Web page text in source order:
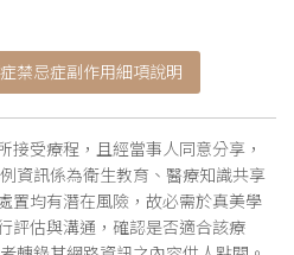
禁忌症副作用細項說明
接受療程，且經當事人同意分享，
資訊係為衛生教育、醫療知識共享
置均有潛在風險，故必需於真美學
評估與溝通，確認是否適合該療